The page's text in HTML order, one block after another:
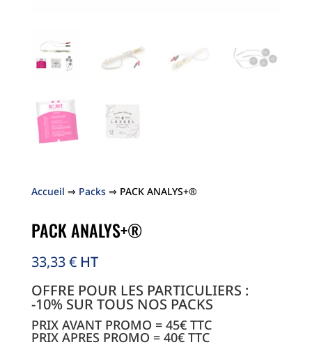
Accueil ⇒ Packs⇒ PACK ANALYS+®
PACK ANALYS+®
33,33 € HT
OFFRE POUR LES PARTICULIERS :
-10% SUR TOUS NOS PACKS
PRIX AVANT PROMO = 45€ TTC
PRIX APRES PROMO = 40€ TTC